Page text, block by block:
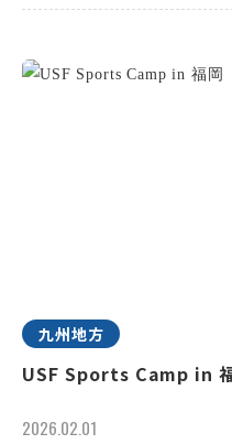
九州地方
USF Sports Camp in
2026.02.01